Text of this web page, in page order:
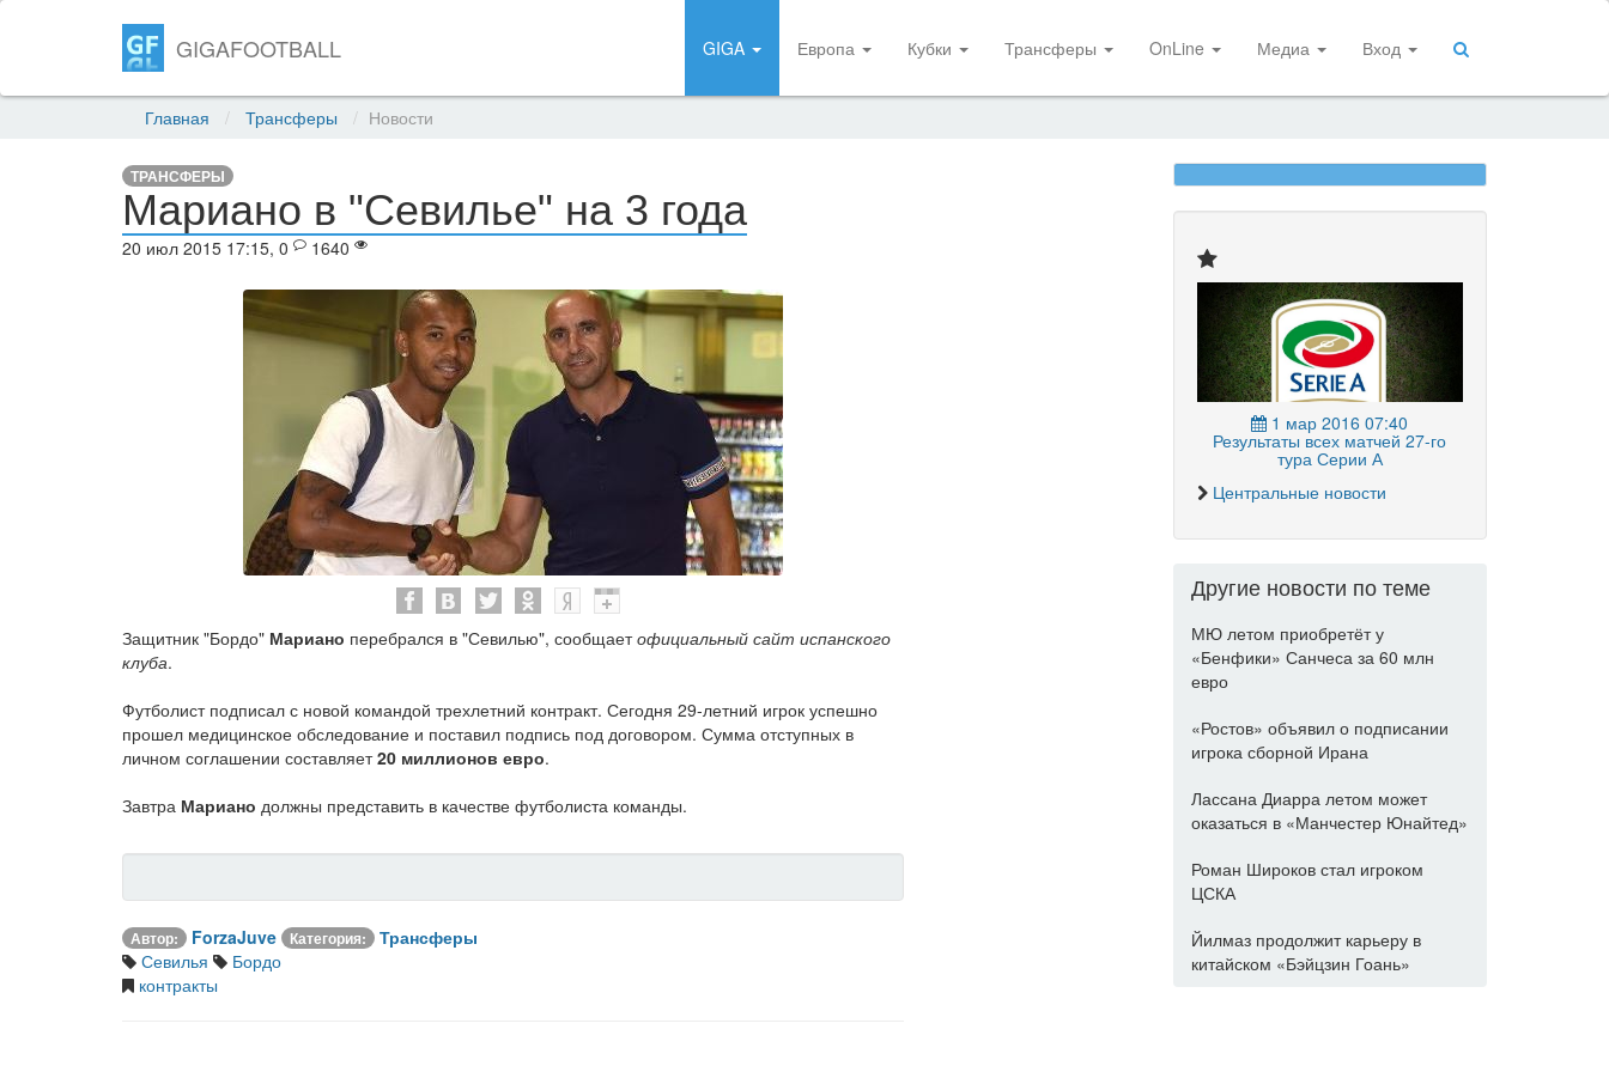
GIGAFOOTBALL GIGA Европа Кубки Трансферы OnLine Медиа Вход
Главная Трансферы Новости
ТРАНСФЕРЫ
Мариано в "Севилье" на 3 года
20 июл 2015 17:15, 0 1640
Защитник "Бордо" Мариано перебрался в "Севилью", сообщаетофициальный сайт испанского
клуба.
Футболист подписал с новой командой трехлетний контракт. Сегодня 29-летний игрок успешно
прошел медицинское обследование и поставил подпись под договором. Сумма отступных в
личном соглашении составляет20 миллионов евро.
Завтра Мариано должны представить в качестве футболиста команды.
Автор: ForzaJuve Категория:
Трансферы
Севилья
Бордо
контракты
1 мар 2016 07:40
Результаты всех матчей 27-го
тура Серии А
Центральные новости
Другие новости по теме
МЮ летом приобретёт у
«Бенфики» Санчеса за 60 млн
евро
«Ростов» объявил о подписании
игрока сборной Ирана
Лассана Диарра летом может
оказаться в «Манчестер Юнайтед»
Роман Широков стал игроком
ЦСКА
Йилмаз продолжит карьеру в
китайском «Бэйцзин Гоань»